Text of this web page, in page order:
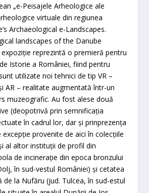
„e-Peisajele Arheologice ale
virtuale din regiunea
Archaeological e-Landscapes.
landscapes of the Danube
expoziție reprezintă o premieră pentru
Istorie a României, fiind pentru
utilizate noi tehnici de tip VR –
AR – realitate augmentată într-un
muzeografic. Au fost alese două
(deopotrivă prin semnificația
în cadrul lor, dar și prinprezența
provenite de aici în colecțiile
al altor instituții de profil din
de incinerație din epoca bronzului
în sud-vestul României) și cetatea
la Nufăru (jud. Tulcea, în sud-estul